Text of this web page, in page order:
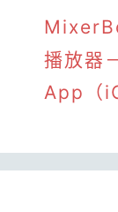
播放器
App（